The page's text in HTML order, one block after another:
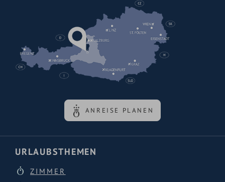
ANREISE PLANEN
URLAUBSTHEMEN
ZIMMER